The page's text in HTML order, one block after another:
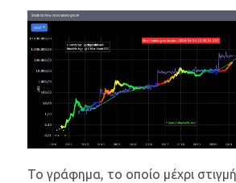
Το γράφημα, το οποίο μέχρι